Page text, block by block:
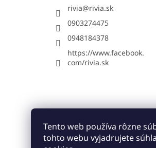
Tento web používa rôzne
tohto webu vyjadrujete
rivia@rivia.sk
0903274475
0948184378
https://www.facebook.
com/rivia.sk